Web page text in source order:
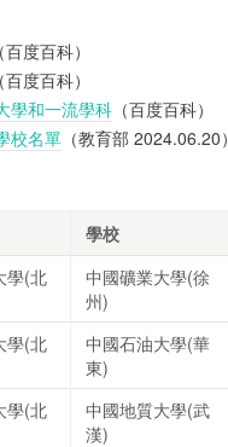
（百度百科）
（百度百科）
學和一流學科 （百度百科）
校名單 （教育部 2024.06.20）
學校
學(北
中國礦業大學(徐
州)
學(北
中國石油大學(華
東)
學(北
中國地質大學(武
漢)